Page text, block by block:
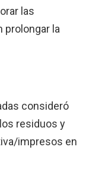
las
prolongar la
consideró
residuos y
impresos en